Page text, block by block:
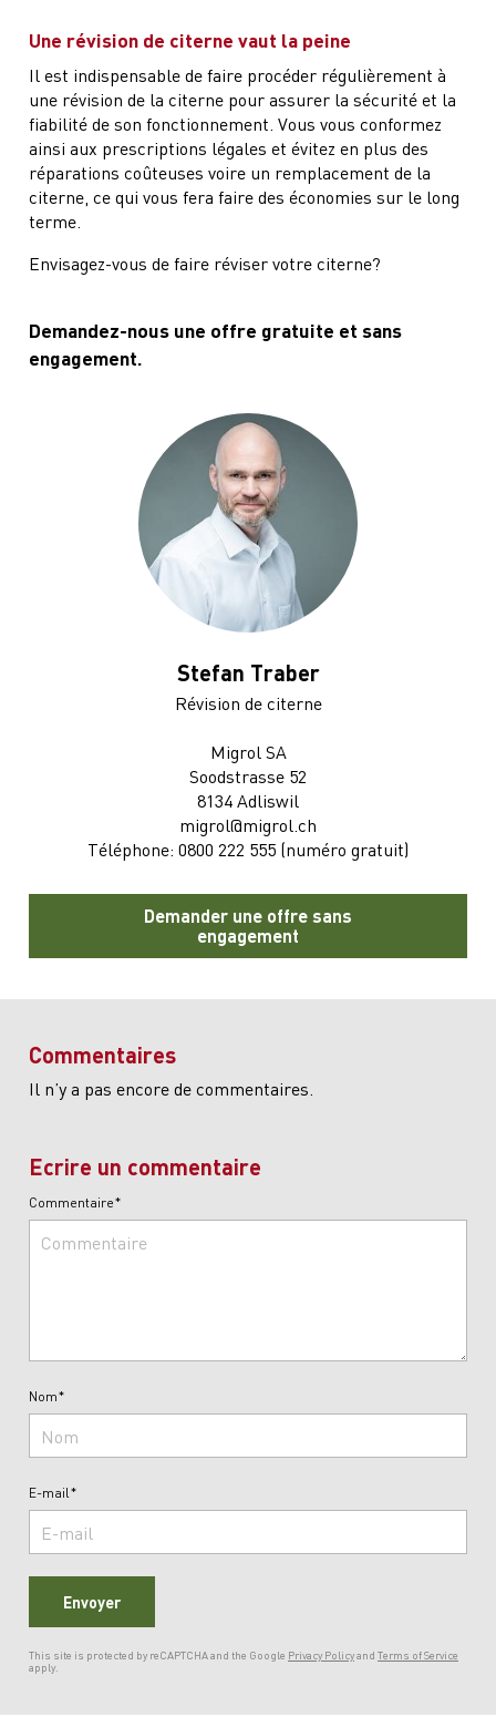
Une révision de citerne vaut la peine
Il est indispensable de faire procéder régulièrement à
une révision de la citerne pour assurer la sécurité et la
fiabilité de son fonctionnement. Vous vous conformez
ainsi aux prescriptions légales et évitez en plus des
réparations coûteuses voire un remplacement de la
citerne, ce qui vous fera faire des économies sur le long
terme.
Envisagez-vous de faire réviser votre citerne?
Demandez-nous une offre gratuite et sans
engagement.
Stefan Traber
Révision de citerne
Migrol SA
Soodstrasse 52
8134 Adliswil
migrol@migrol.ch
Téléphone: 0800 222 555 (numéro gratuit)
Demander une offre sans
engagement
Commentaires
Il n’y a pas encore de commentaires.
Ecrire un commentaire
Commentaire*
Nom*
E-mail*
Envoyer
This site is protected by reCAPTCHA and the Google Privacy Policyand Terms of Service
apply.